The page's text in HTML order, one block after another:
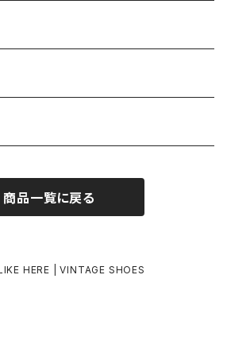
商品一覧に戻る
HERE | VINTAGE SHOES